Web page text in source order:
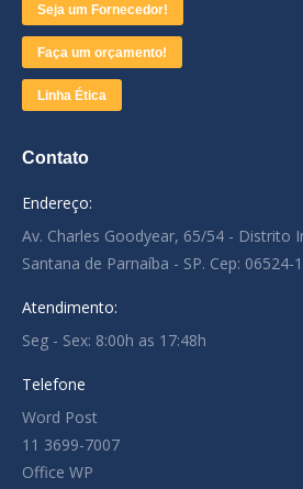
Seja um Fornecedor!
Faça um orçamento!
Linha Ética
Contato
Endereço:
Av. Charles Goodyear, 65/54 - Distrito
Santana de Parnaíba - SP. Cep: 06524-
Atendimento:
Seg - Sex: 8:00h as 17:48h
Telefone
Word Post
11 3699-7007
Office WP